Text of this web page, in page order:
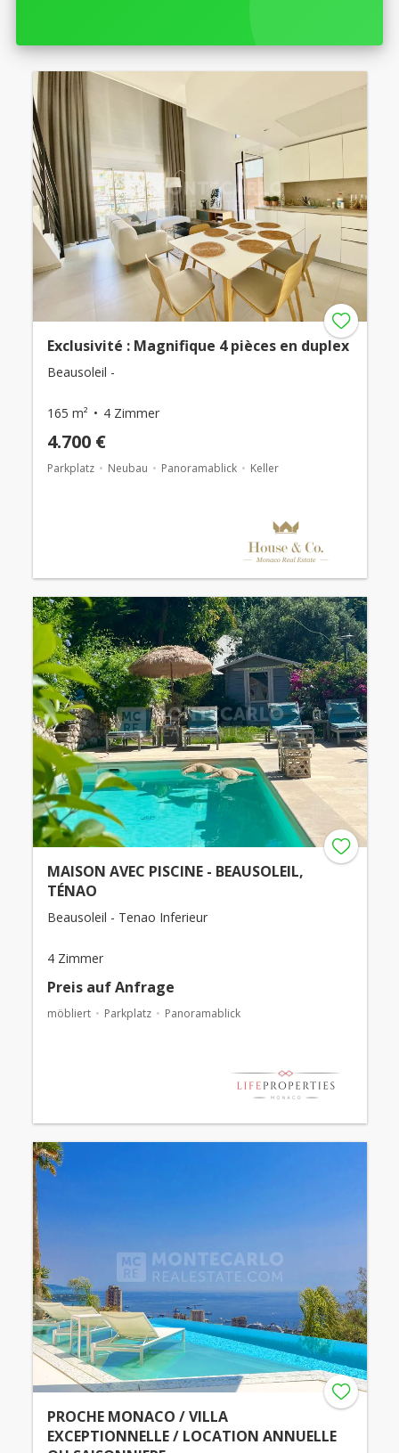
Exclusivité : Magnifique 4 pièces en duplex
Beausoleil -
165 m² 4 Zimmer
4.700 €
Parkplatz Neubau Panoramablick Keller
MAISON AVEC PISCINE - BEAUSOLEIL,
TÉNAO
Beausoleil - Tenao Inferieur
4 Zimmer
Preis auf Anfrage
möbliert Parkplatz Panoramablick
PROCHE MONACO / VILLA
EXCEPTIONNELLE / LOCATION ANNUELLE